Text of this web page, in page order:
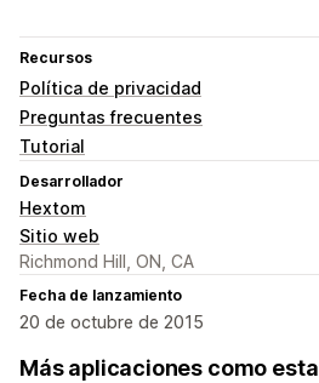
Recursos
Política de privacidad
Preguntas frecuentes
Tutorial
Desarrollador
Hextom
Sitio web
Richmond Hill, ON, CA
Fecha de lanzamiento
20 de octubre de 2015
Más aplicaciones como esta